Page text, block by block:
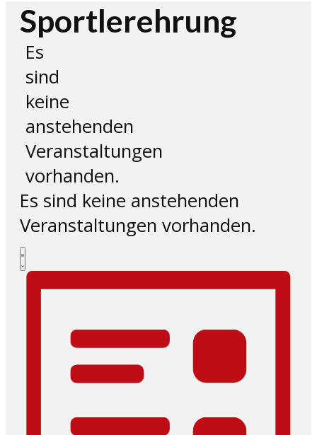
Sportlerehrung
Es
sind
keine
anstehenden
Veranstaltungen
vorhanden.
Es sind keine anstehenden
Veranstaltungen vorhanden.
Ansichten-
Navigation
Veranstaltung
Ansichten-
Liste